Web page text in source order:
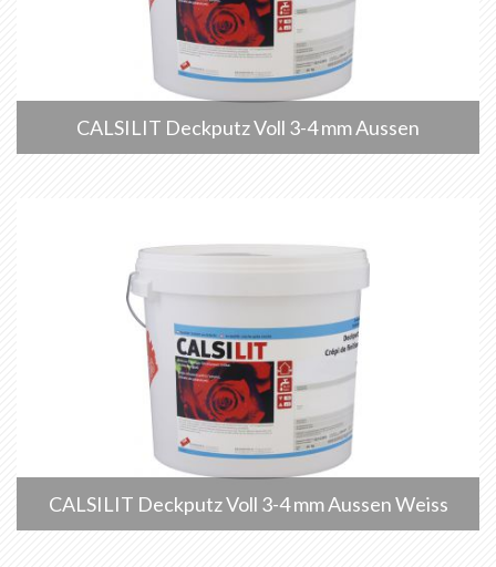
CALSILIT Deckputz Voll 3-4 mm Aussen
CALSILIT Deckputz Voll 3-4 mm Aussen Weiss